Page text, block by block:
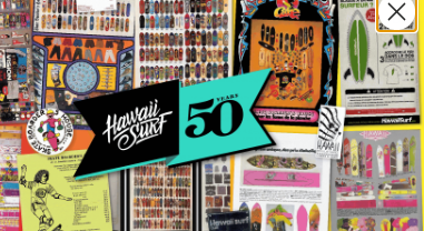
0
1★
0
2★
0
3★
0
4★
0
5★